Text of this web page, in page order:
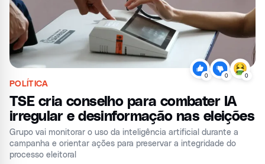
0 0 0
POLÍTICA
TSE cria conselho para combater IA
irregular e desinformação nas eleições
Grupo vai monitorar o uso da inteligência artificial durante a
campanha e orientar ações para preservar a integridade do
processo eleitoral